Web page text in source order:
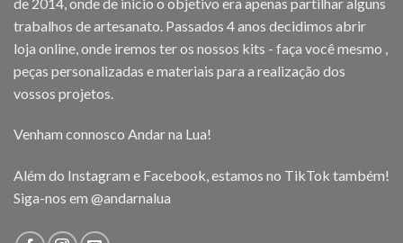
trabalhos de artesanato. Passados 4 anos decidimos abrir
loja online, onde iremos ter os nossos kits - faça você mesmo ,
peças personalizadas e materiais para a realização dos
vossos projetos.
Venham connosco Andar na Lua!
Além do Instagram e Facebook, estamos no TikTok também!
Siga-nos em @andarnalua